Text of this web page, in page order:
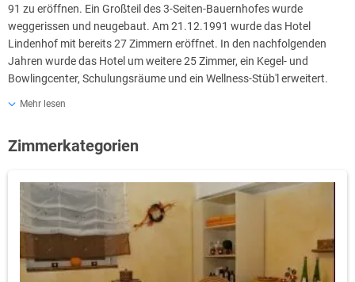
91 zu eröffnen. Ein Großteil des 3-Seiten-Bauernhofes wurde
weggerissen und neugebaut. Am 21.12.1991 wurde das Hotel
Lindenhof mit bereits 27 Zimmern eröffnet. In den nachfolgenden
Jahren wurde das Hotel um weitere 25 Zimmer, ein Kegel- und
Bowlingcenter, Schulungsräume und ein Wellness-Stüb'l erweitert.
Kinderspielplatz, Barfußpfad, Kneippanlage und Kräutergarten.
Gegen Gebühr stehen Außenspiele zur Verfügung (Mensch ärgere
dich nicht, Schach und Dame).
Mehr lesen
Zimmerkategorien